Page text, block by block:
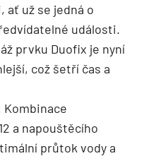
ať už se jedná o
události.
prvku Duofix je nyní
což šetří čas a
Kombinace
a napouštěcího
průtok vody a